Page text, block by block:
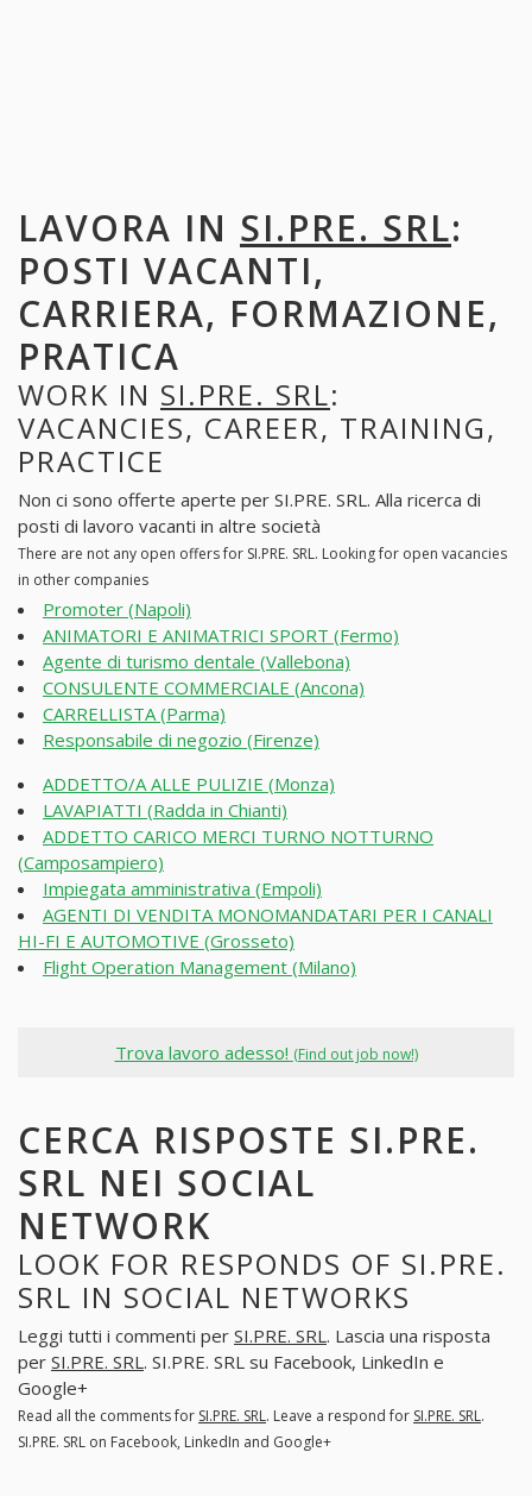
LAVORA IN SI.PRE. SRL:
POSTI VACANTI,
CARRIERA, FORMAZIONE,
PRATICA
WORK IN SI.PRE. SRL:
VACANCIES, CAREER, TRAINING,
PRACTICE
Non ci sono offerte aperte per SI.PRE. SRL. Alla ricerca di
posti di lavoro vacanti in altre società
There are not any open offers for SI.PRE. SRL. Looking for open vacancies
in other companies
Promoter (Napoli)
ANIMATORI E ANIMATRICI SPORT (Fermo)
Agente di turismo dentale (Vallebona)
CONSULENTE COMMERCIALE (Ancona)
CARRELLISTA (Parma)
Responsabile di negozio (Firenze)
ADDETTO/A ALLE PULIZIE (Monza)
LAVAPIATTI (Radda in Chianti)
ADDETTO CARICO MERCI TURNO NOTTURNO
(Camposampiero)
Impiegata amministrativa (Empoli)
AGENTI DI VENDITA MONOMANDATARI PER I CANALI
HI-FI E AUTOMOTIVE (Grosseto)
Flight Operation Management (Milano)
Trova lavoro adesso! (Find out job now!)
CERCA RISPOSTE SI.PRE.
SRL NEI SOCIAL
NETWORK
LOOK FOR RESPONDS OF SI.PRE.
SRL IN SOCIAL NETWORKS
Leggi tutti i commenti per SI.PRE. SRL. Lascia una risposta
per SI.PRE. SRL. SI.PRE. SRL su Facebook, LinkedIn e
Google+
Read all the comments for SI.PRE. SRL. Leave a respond for SI.PRE. SRL.
SI.PRE. SRL on Facebook, LinkedIn and Google+